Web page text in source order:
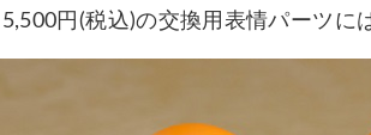
円(税込)の交換用表情パーツに